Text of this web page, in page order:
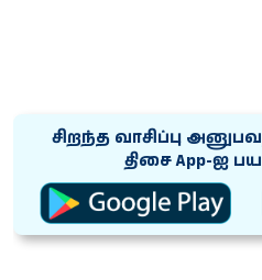
சிறந்த வாசிப்பு
திசை App-ஐ